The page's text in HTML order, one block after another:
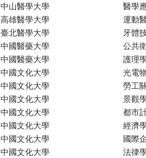
中山醫學大學
醫學
高雄醫學大學
運動
臺北醫學大學
牙體
中國醫藥大學
公共
中國醫藥大學
護理
中國文化大學
光電
中國文化大學
勞工
中國文化大學
景觀
中國文化大學
都市
中國文化大學
經濟
中國文化大學
國際
中國文化大學
法律